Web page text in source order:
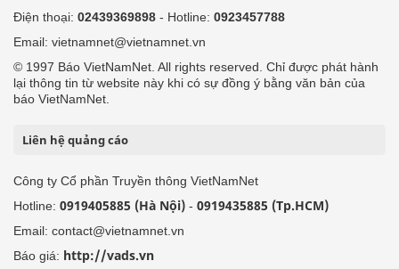
Điện thoại: 02439369898 - Hotline: 0923457788
Email: vietnamnet@vietnamnet.vn
© 1997 Báo VietNamNet. All rights reserved. Chỉ được phát hành
lại thông tin từ website này khi có sự đồng ý bằng văn bản của
báo VietNamNet.
Liên hệ quảng cáo
Công ty Cổ phần Truyền thông VietNamNet
Hotline: 0919405885 (Hà Nội) - 0919435885 (Tp.HCM)
Email: contact@vietnamnet.vn
Báo giá: http://vads.vn